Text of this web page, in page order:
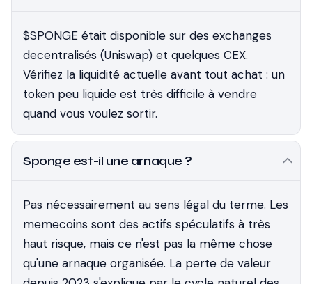
$SPONGE était disponible sur des exchanges
decentralisés (Uniswap) et quelques CEX.
Vérifiez la liquidité actuelle avant tout achat : un
token peu liquide est très difficile à vendre
quand vous voulez sortir.
Sponge est-il une arnaque ?
Pas nécessairement au sens légal du terme. Les
memecoins sont des actifs spéculatifs à très
haut risque, mais ce n'est pas la même chose
qu'une arnaque organisée. La perte de valeur